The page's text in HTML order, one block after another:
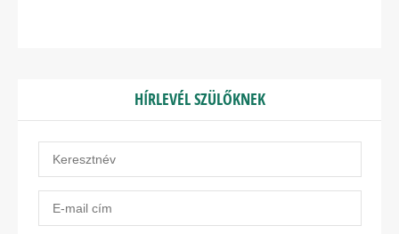
HÍRLEVÉL SZÜLŐKNEK